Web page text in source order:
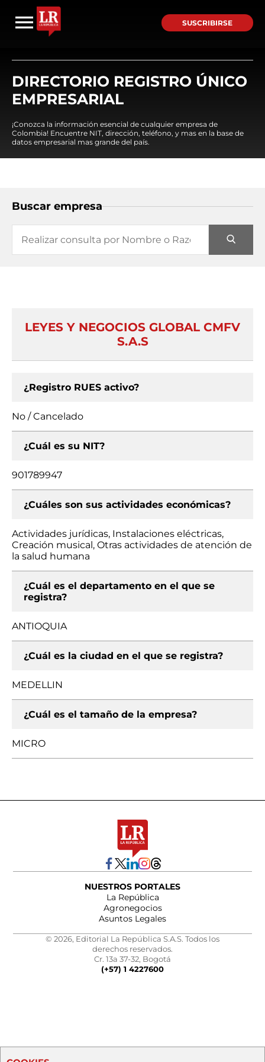
SUSCRIBIRSE
DIRECTORIO REGISTRO ÚNICO
EMPRESARIAL
¡Conozca la información esencial de cualquier empresa de
Colombia! Encuentre NIT, dirección, teléfono, y mas en la base de
datos empresarial mas grande del país.
Buscar empresa
LEYES Y NEGOCIOS GLOBAL CMFV
S.A.S
¿Registro RUES activo?
No / Cancelado
¿Cuál es su NIT?
901789947
¿Cuáles son sus actividades económicas?
Actividades jurídicas, Instalaciones eléctricas,
Creación musical, Otras actividades de atención de
la salud humana
¿Cuál es el departamento en el que se
registra?
ANTIOQUIA
¿Cuál es la ciudad en el que se registra?
MEDELLIN
¿Cuál es el tamaño de la empresa?
MICRO
NUESTROS PORTALES
La República
Agronegocios
Asuntos Legales
© 2026, Editorial La República S.A.S. Todos los
derechos reservados.
Cr. 13a 37-32, Bogotá
(+57) 1 4227600